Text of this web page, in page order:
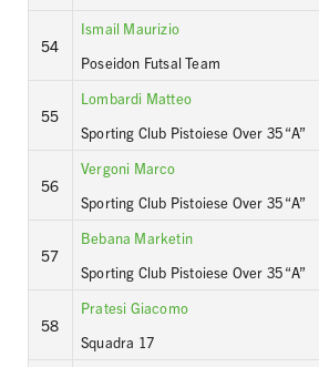
54
Ismail Maurizio
Poseidon Futsal Team
55
Lombardi Matteo
Sporting Club Pistoiese Over 35 “A”
56
Vergoni Marco
Sporting Club Pistoiese Over 35 “A”
57
Bebana Marketin
Sporting Club Pistoiese Over 35 “A”
58
Pratesi Giacomo
Squadra 17